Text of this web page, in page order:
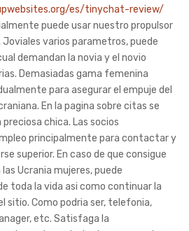
es/tinychat-review/
puede usar nuestro propulsor
varios parametros, puede
demandan la novia y el novio
Demasiadas gama femenina
para asegurar el empuje del
En la pagina sobre citas se
chica. Las socios
principalmente para contactar y
superior. En caso de que consigue
Ucrania mujeres, puede
toda la vida asi­ como continuar la
sitio. Como podri­a ser, telefonia,
etc. Satisfaga la